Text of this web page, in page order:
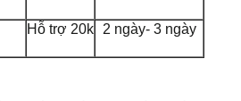
Hỗ trợ 20k 2 ngày- 3 ngày